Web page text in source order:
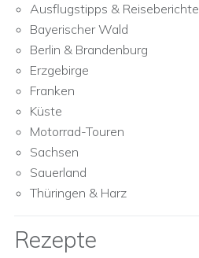
Ausflugstipps & Reiseberichte
Bayerischer Wald
Berlin & Brandenburg
Erzgebirge
Franken
Küste
Motorrad-Touren
Sachsen
Sauerland
Thüringen & Harz
Rezepte